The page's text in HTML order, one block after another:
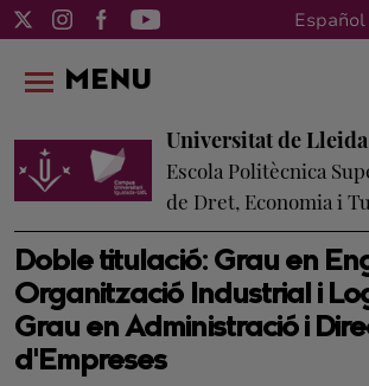
Español
Doble titulació: Grau en
Organització Industrial i
Grau en Administració i
d'Empreses
Universitat de Lleida
Escola Politècnica
de Dret, Economia i
MENU